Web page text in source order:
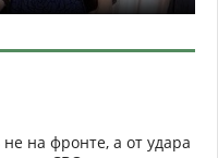
на фронте, а от удара